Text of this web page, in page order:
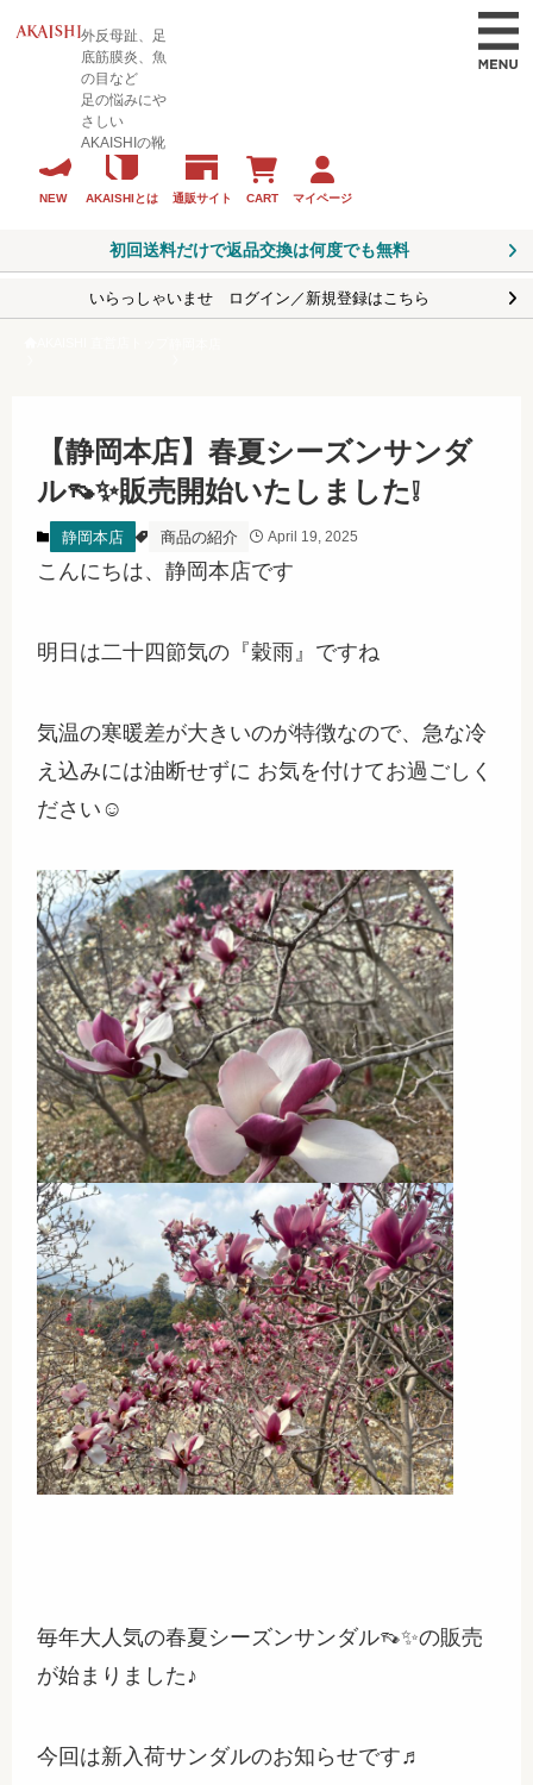
外反母趾、足
底筋膜炎、魚
の目など
足の悩みにや
さしい
AKAISHIの靴
NEW AKAISHIとは 通販サイト CART マイページ
初回送料だけで返品交換は何度でも無料
いらっしゃいませ ログイン／新規登録はこちら
【静岡本店】春夏シーズンサンダ
ル👡✨販売開始いたしました❕
静岡本店 商品の紹介 April 19, 2025
こんにちは、静岡本店です
明日は二十四節気の『穀雨』ですね
気温の寒暖差が大きいのが特徴なので、急な冷
え込みには油断せずに お気を付けてお過ごしく
ださい☺
毎年大人気の春夏シーズンサンダル👡✨の販売
が始まりました♪
今回は新入荷サンダルのお知らせです♬